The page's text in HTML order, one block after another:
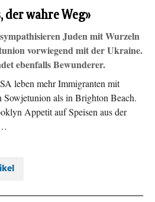
der wahre Weg»
Juden mit Wurzeln
vorwiegend mit der Ukraine.
ebenfalls Bewunderer.
leben mehr Immigranten mit
Sowjetunion als in Brighton Beach.
Appetit auf Speisen aus der